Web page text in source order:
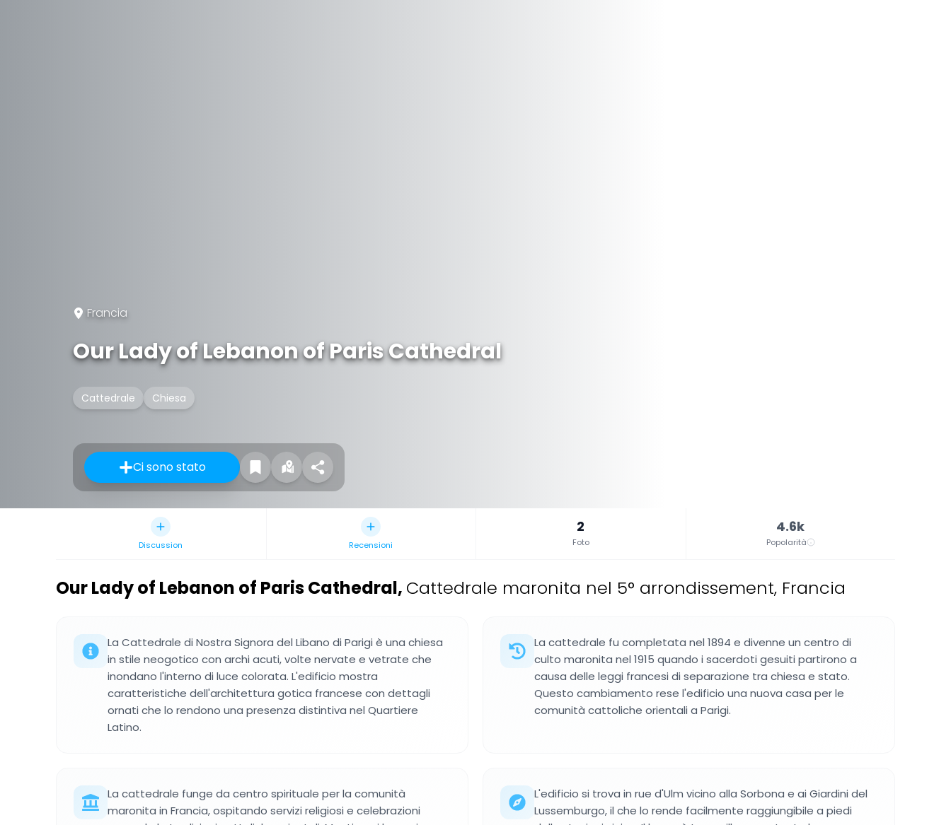
Francia
Our Lady of Lebanon of Paris Cathedral
Cattedrale Chiesa
Ci sono stato
Discussion Recensioni
2
Foto
4.6k
Popolarità
Our Lady of Lebanon of Paris Cathedral, Cattedrale maronita nel 5° arrondissement, Francia
La Cattedrale di Nostra Signora del Libano di Parigi è una chiesa
in stile neogotico con archi acuti, volte nervate e vetrate che
inondano l'interno di luce colorata. L'edificio mostra
caratteristiche dell'architettura gotica francese con dettagli
ornati che lo rendono una presenza distintiva nel Quartiere
Latino.
La cattedrale fu completata nel 1894 e divenne un centro di
culto maronita nel 1915 quando i sacerdoti gesuiti partirono a
causa delle leggi francesi di separazione tra chiesa e stato.
Questo cambiamento rese l'edificio una nuova casa per le
comunità cattoliche orientali a Parigi.
La cattedrale funge da centro spirituale per la comunità
maronita in Francia, ospitando servizi religiosi e celebrazioni
L'edificio si trova in rue d'Ulm vicino alla Sorbona e ai Giardini del
Lussemburgo, il che lo rende facilmente raggiungibile a piedi